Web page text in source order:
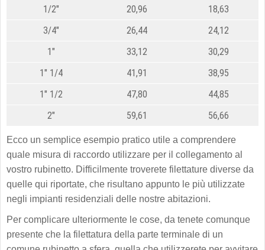
1/2"
20,96
18,63
3/4"
26,44
24,12
1"
33,12
30,29
1" 1/4
41,91
38,95
1" 1/2
47,80
44,85
2"
59,61 56,66
Ecco un semplice esempio pratico utile a comprendere
quale misura di raccordo utilizzare per il collegamento al
vostro rubinetto. Difficilmente troverete filettature diverse da
quelle qui riportate, che risultano appunto le più utilizzate
negli impianti residenziali delle nostre abitazioni.
Per complicare ulteriormente le cose, da tenete comunque
presente che la filettatura della parte terminale di un